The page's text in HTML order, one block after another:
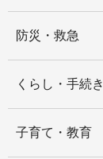
防災・救急
くらし・手続き
子育て・教育